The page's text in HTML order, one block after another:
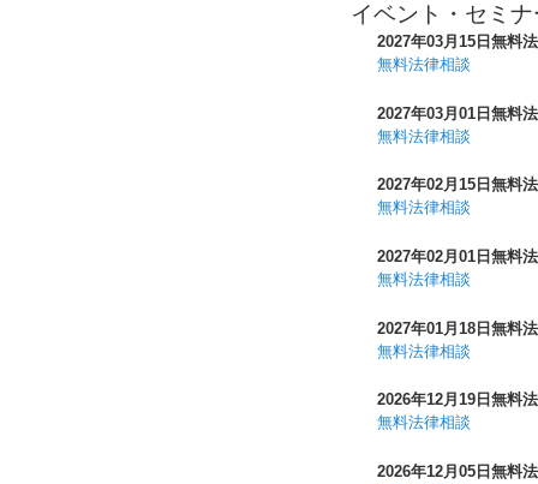
イベント・セミ
2027年03月15日 無料
無料法律相談
2027年03月01日無料
無料法律相談
2027年02月15日 無料
無料法律相談
2027年02月01日 無料
無料法律相談
2027年01月18日無料
無料法律相談
2026年12月19日 無料
無料法律相談
2026年12月05日 無料